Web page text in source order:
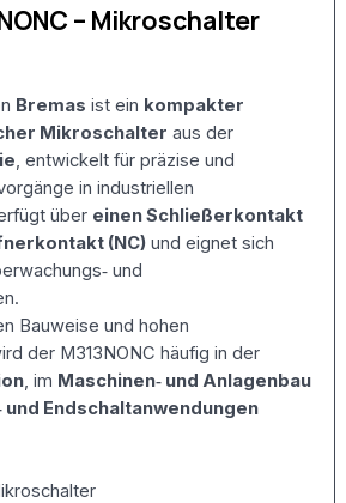
– Mikroschalter
Bremas ist ein kompakter
Mikroschalter aus der
, entwickelt für präzise und
in industriellen
über einen Schließerkontakt
(NC) und eignet sich
und
Bauweise und hohen
der M313NONC häufig in der
, im Maschinen‑ und Anlagenbau
und Endschaltanwendungen